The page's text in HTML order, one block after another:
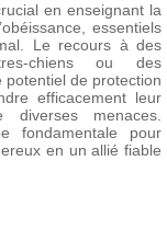
en enseignant la
essentiels
Le recours à des
chiens ou des
de protection
efficacement leur
menaces.
fondamentale pour
en un allié fiable